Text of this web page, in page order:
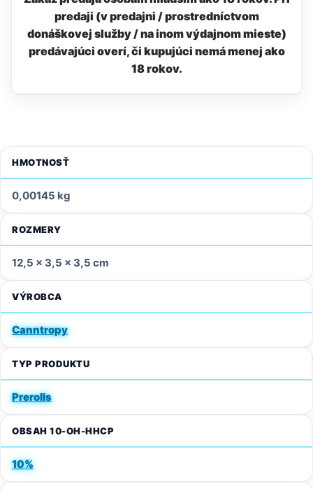
predaji (v predajni / prostredníctvom
donáškovej služby / na inom výdajnom mieste)
predávajúci overí, či kupujúci nemá menej ako
18 rokov.
HMOTNOSŤ
0,00145 kg
ROZMERY
12,5 × 3,5 × 3,5 cm
VÝROBCA
Canntropy
TYP PRODUKTU
Prerolls
OBSAH 10-OH-HHCP
10%